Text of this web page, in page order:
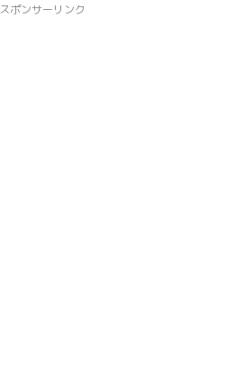
スポンサーリンク